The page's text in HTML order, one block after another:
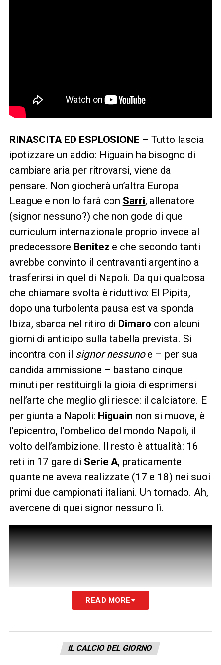
RINASCITA ED ESPLOSIONE – Tutto lascia
ipotizzare un addio: Higuain ha bisogno di
cambiare aria per ritrovarsi, viene da
pensare. Non giocherà un’altra Europa
League e non lo farà con Sarri, allenatore
(signor nessuno?) che non gode di quel
curriculum internazionale proprio invece al
predecessore Benitez e che secondo tanti
avrebbe convinto il centravanti argentino a
trasferirsi in quel di Napoli. Da qui qualcosa
che chiamare svolta è riduttivo: El Pipita,
dopo una turbolenta pausa estiva sponda
Ibiza, sbarca nel ritiro di Dimaro con alcuni
giorni di anticipo sulla tabella prevista. Si
incontra con il signor nessunoe – per sua
candida ammissione – bastano cinque
minuti per restituirgli la gioia di esprimersi
nell’arte che meglio gli riesce: il calciatore. E
per giunta a Napoli: Higuain non si muove, è
l’epicentro, l’ombelico del mondo Napoli, il
volto dell’ambizione. Il resto è attualità: 16
reti in 17 gare di Serie A, praticamente
quante ne aveva realizzate (17 e 18) nei suoi
primi due campionati italiani. Un tornado. Ah,
avercene di quei signor nessuno lì.
READ MORE
IL CALCIO DEL GIORNO